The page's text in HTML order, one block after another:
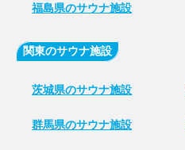
福島県のサウナ施設
関東のサウナ施設
茨城県のサウナ施設
群馬県のサウナ施設